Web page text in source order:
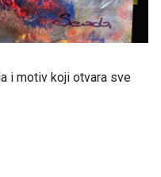
i motiv koji otvara sve